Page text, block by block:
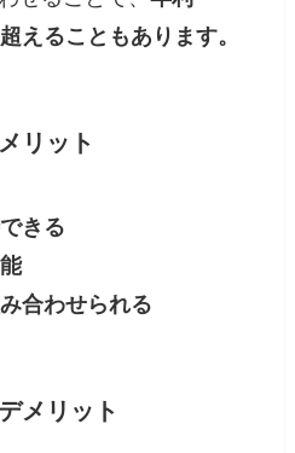
えることもあります。
リット
きる
合わせられる
メリット